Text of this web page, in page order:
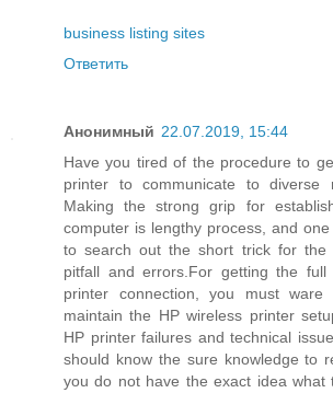
business listing sites
Ответить
Анонимный 22.07.2019, 15:44
Have you tired of the procedure to
printer to communicate to diverse
Making the strong grip for
computer is lengthy process, and
to search out the short trick for the
pitfall and errors.For getting the full
printer connection, you must
maintain the HP wireless printer
HP printer failures and technical
should know the sure knowledge to
you do not have the exact idea what